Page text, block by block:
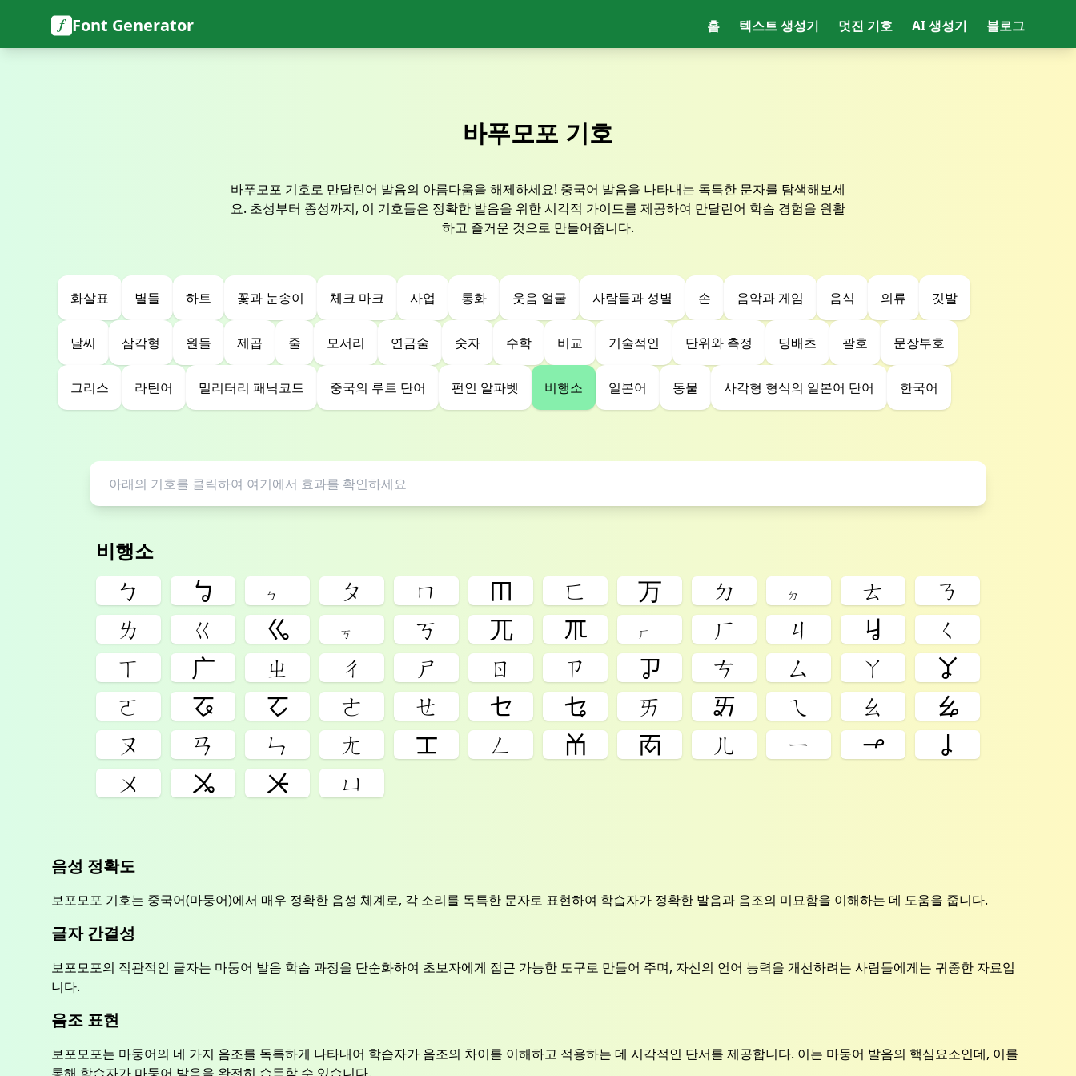
Font Generator 홈 텍스트 생성기 멋진 기호 AI 생성기 블로그
바푸모포 기호
바푸모포 기호로 만달린어 발음의 아름다움을 해제하세요! 중국어 발음을 나타내는 독특한 문자를 탐색해보세
요. 초성부터 종성까지, 이 기호들은 정확한 발음을 위한 시각적 가이드를 제공하여 만달린어 학습 경험을 원활
하고 즐거운 것으로 만들어줍니다.
화살표 별들 하트 꽃과 눈송이 체크 마크 사업 통화 웃음 얼굴 사람들과 성별 손 음악과 게임 음식 의류 깃발
날씨 삼각형 원들 제곱 줄 모서리 연금술 숫자 수학 비교 기술적인 단위와 측정 딩배츠 괄호 문장부호
그리스 라틴어 밀리터리 패닉코드 중국의 루트 단어 펀인 알파벳 비행소 일본어 동물 사각형 형식의 일본어 단어 한국어
비행소
ㄅ ㆠ ㆴ ㄆ ㄇ ㆬ ㄈ ㄪ ㄉ ㆵ ㄊ
ㄋ
ㄌ
ㄍ ㆣ ㆶ ㄎ ㄫ ㆭ ㆷ ㄏ ㄐ ㆢ
ㄑ
ㄒ
ㄬ ㄓ ㄔ ㄕ ㄖ ㄗ ㆡ ㄘ ㄙ ㄚ
ㆩ
ㄛ
ㆧ ㆦ ㄜ ㄝ ㆤ ㆥ ㄞ ㆮ ㄟ ㄠ
ㆯ
ㄡ
ㄢ ㄣ ㄤ ㆲ ㄥ ㆰ ㆱ ㄦ ㄧ ㆪ
ㆳ
ㄨ
ㆫ ㆨ ㄩ
음성 정확도
보포모포 기호는 중국어(마둥어)에서 매우 정확한 음성 체계로, 각 소리를 독특한 문자로 표현하여 학습자가 정확한 발음과 음조의 미묘함을 이해하는 데 도움을 줍니다.
글자 간결성
보포모포의 직관적인 글자는 마둥어 발음 학습 과정을 단순화하여 초보자에게 접근 가능한 도구로 만들어 주며, 자신의 언어 능력을 개선하려는 사람들에게는 귀중한 자료입
니다.
음조 표현
보포모포는 마둥어의 네 가지 음조를 독특하게 나타내어 학습자가 음조의 차이를 이해하고 적용하는 데 시각적인 단서를 제공합니다. 이는 마둥어 발음의 핵심요소인데, 이를